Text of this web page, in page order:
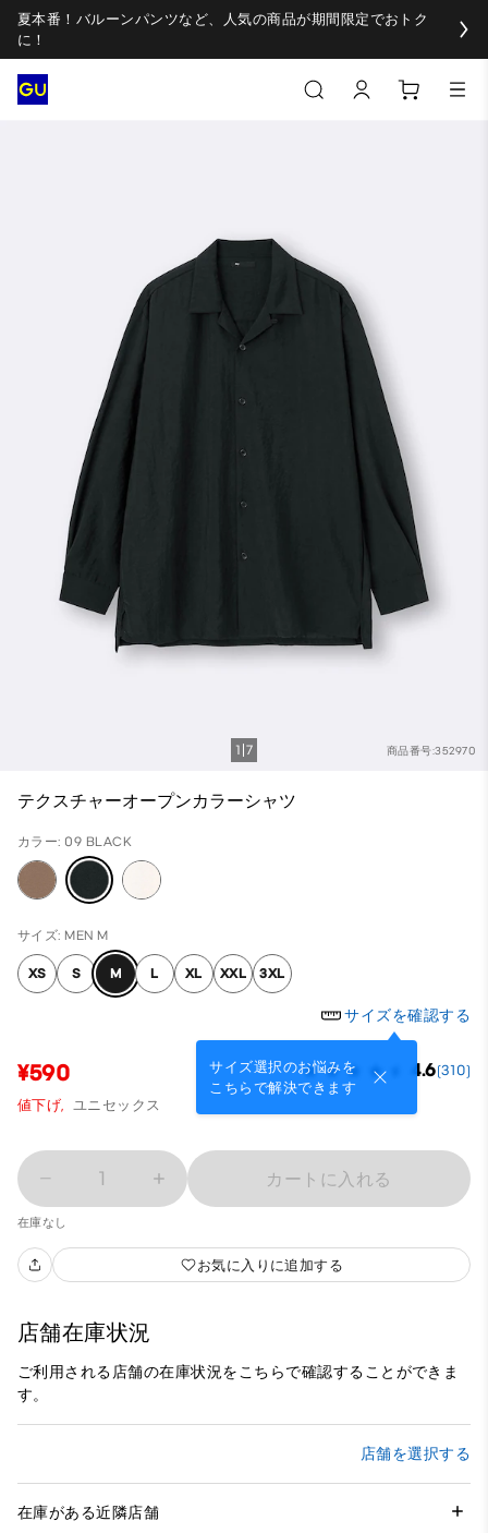
夏本番！バルーンパンツなど、人気の商品が期間限定でおトク
に！
商品番号:352970
1 7
テクスチャーオープンカラーシャツ
カラー: 09 BLACK
サイズ: MEN M
XS S M L XL XXL 3XL
サイズを確認する
サイズ選択のお悩みを
こちらで解決できます
¥590 4.6(310)
値下げ, ユニセックス
1 カートに入れる
在庫なし
お気に入りに追加する
店舗在庫状況
ご利用される店舗の在庫状況をこちらで確認することができま
す。
店舗を選択する
在庫がある近隣店舗